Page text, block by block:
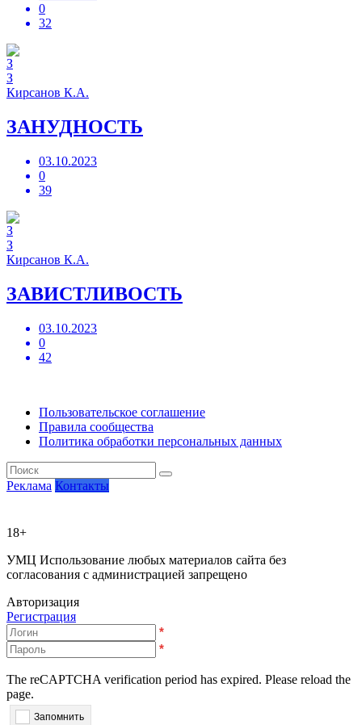
0
32
З
Кирсанов К.А.
ЗАНУДНОСТЬ
03.10.2023
0
39
З
Кирсанов К.А.
ЗАВИСТЛИВОСТЬ
03.10.2023
0
42
Пользовательское соглашение
Правила сообщества
Политика обработки персональных данных
Реклама Контакты
18+
УМЦ Использование любых материалов сайта без
согласования с администрацией запрещено
Авторизация
Регистрация
*
*
The reCAPTCHA verification period has expired. Please reload the
page.
Запомнить